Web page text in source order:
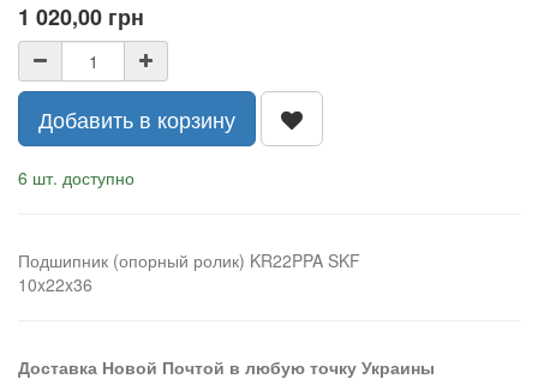
1 020,00 грн
Добавить в корзину
6 шт. доступно
Подшипник (опорный ролик) KR22PPA SKF
10x22x36
Доставка Новой Почтой в любую точку Украины